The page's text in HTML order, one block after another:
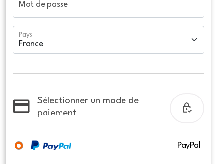
Mot de passe
Pays
Sélectionner un mode de
paiement
PayPal